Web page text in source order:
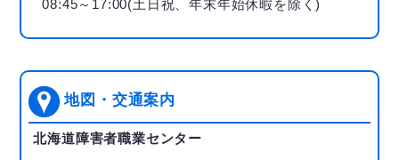
08:45～17:00(土日祝、年末年始休暇を除く)
地図・交通案内
北海道障害者職業センター